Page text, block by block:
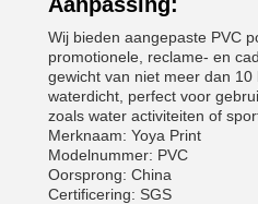
Wij bieden aangepaste PVC
promotionele, reclame- en
gewicht van niet meer dan
waterdicht, perfect voor
zoals water activiteiten of
Merknaam: Yoya Print
Modelnummer: PVC
Oorsprong: China
Certificering: SGS